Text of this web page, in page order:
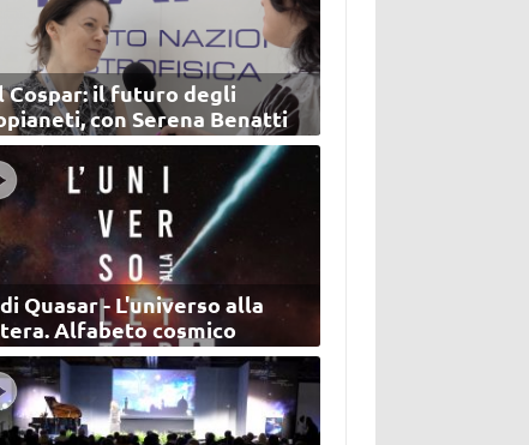
Cospar: il futuro degli
con Serena Benatti
di Quasar - L'universo alla
Alfabeto cosmico